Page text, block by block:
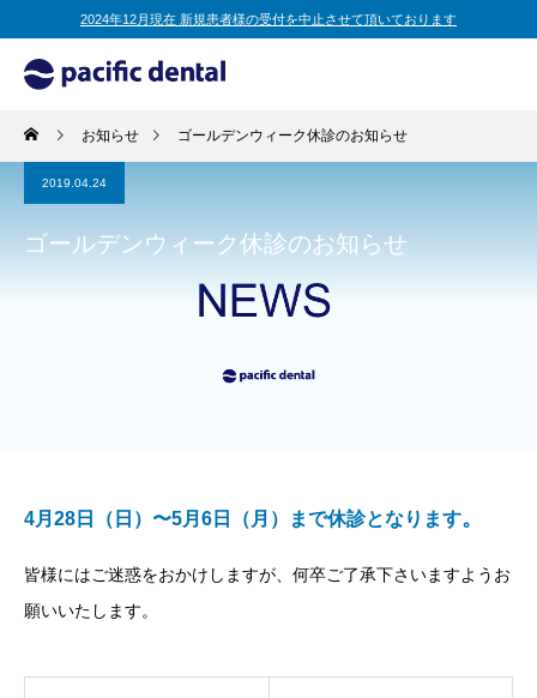
2024年12月現在 新規患者様の受付を中止させて頂いております
お知らせ ゴールデンウィーク休診のお知らせ
2019.04.24
ゴールデンウィーク休診のお知らせ
4月28日（日）〜5月6日（月）まで休診となります。
皆様にはご迷惑をおかけしますが、何卒ご了承下さいますようお
願いいたします。